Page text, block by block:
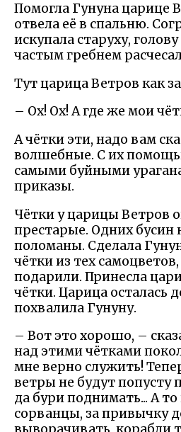
Помогла Гунуна царице
отвела её в спальню.
искупала старуху,
частым гребнем
Тут царица Ветров как
– Ох! Ох! А где же мои
А чётки эти, надо вам
волшебные. С их
самыми буйными
приказы.
Чётки у царицы Ветров
престарые. Одних бусин
поломаны. Сделала
чётки из тех
подарили. Принесла
чётки. Царица осталась
похвалила Гунуну.
– Вот это хорошо, –
над этими чётками
мне верно служить!
ветры не будут попусту
да бури поднимать... А то
сорванцы, за привычку